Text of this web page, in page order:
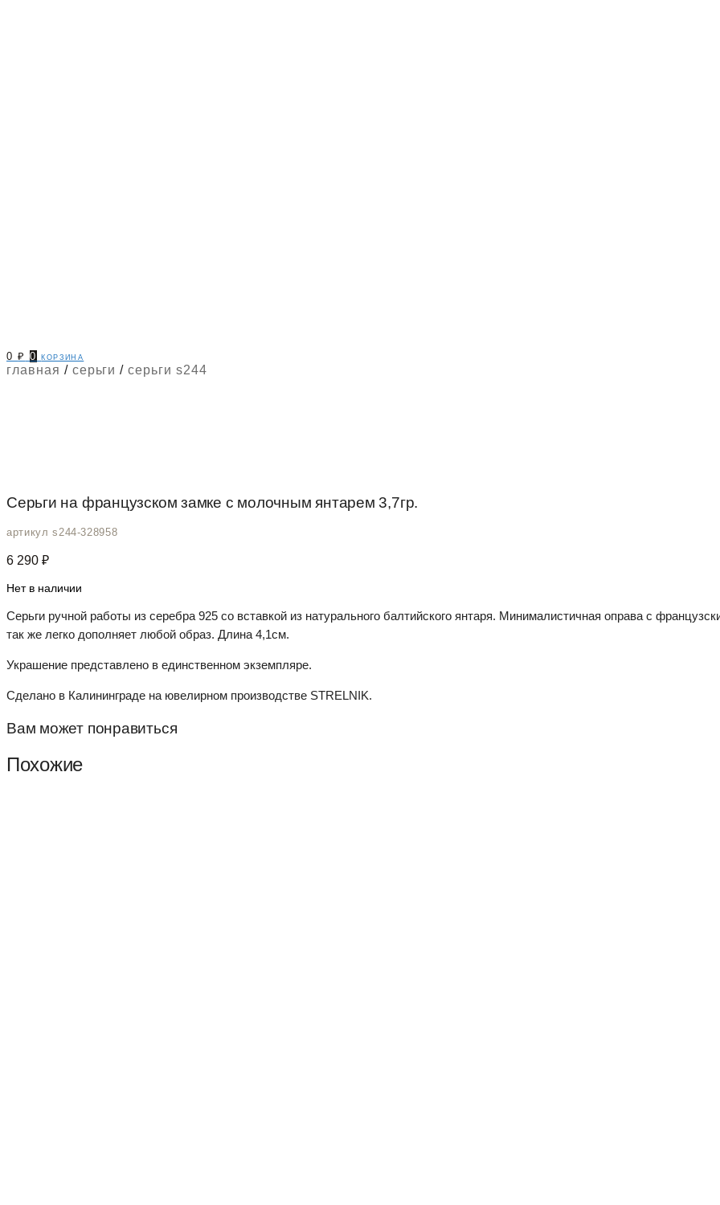
0₽ 0 корзина
главная / серьги /серьги s244
Серьги на французском замке с молочным янтарем 3,7гр.
артикул s244-328958
6 290 ₽
Нет в наличии
Серьги ручной работы из серебра 925 со вставкой из натурального балтийского янтаря. Минималистичная оправа с
так же легко дополняет любой образ. Длина 4,1см.
Украшение представлено в единственном экземпляре.
Сделано в Калининграде на ювелирном производстве STRELNIK.
Вам может понравиться
Похожие